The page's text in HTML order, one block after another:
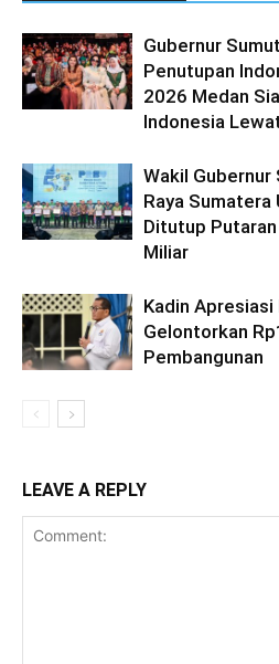
Gubernur
Penutupan
2026 Medan
Indonesia
Wakil Gubernur
Raya Sumatera
Ditutup Putaran
Miliar
Kadin
Gelontorkan
Pembangunan
LEAVE A REPLY